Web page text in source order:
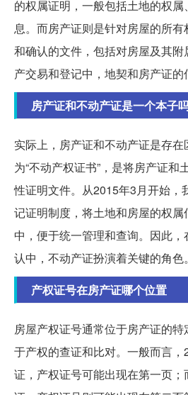
的权属证明，一般包括土地的权
息。而房产证则是针对房屋的所
和确认的文件，包括对房屋及其
产交易和登记中，地契和房产证的
房产证和不动产证是一个本子
实际上，房产证和不动产证是存
为“不动产权证书”，是将房产证和
性证明文件。从2015年3月开始，
记证明制度，将土地和房屋的权
中，便于统一管理和查询。因此
认中，不动产证扮演着关键的角色。
产权证号在房产证哪个位置
房屋产权证号通常位于房产证的
于产权的查证和比对。一般而言
证，产权证号可能出现在第一页